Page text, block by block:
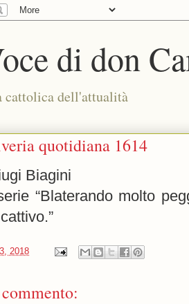
di don
cattolica dell'attualità
quotidiana 1614
Biagini
“Blaterando molto
cattivo.”
2018